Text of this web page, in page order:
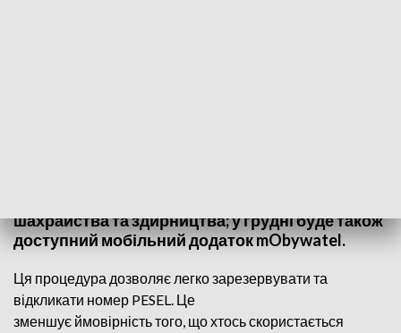
шахрайства та здирництва; у грудні буде також
доступний мобільний додаток mObywatel.
Ця процедура дозволяє легко зарезервувати та
відкликати номер PESEL. Це
зменшує ймовірність того, що хтось скористається